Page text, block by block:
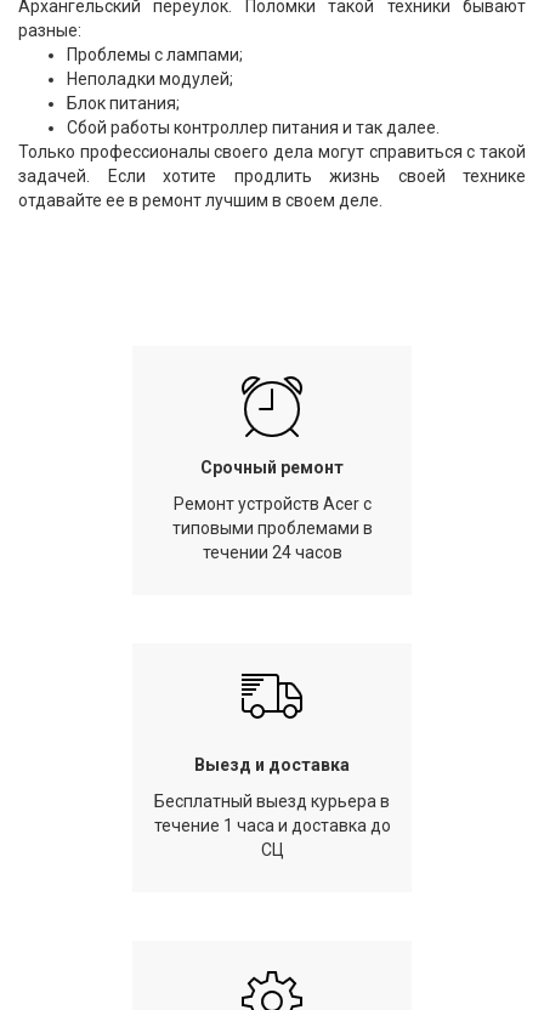
Архангельский переулок. Поломки такой техники бывают
разные:
Проблемы с лампами;
Неполадки модулей;
Блок питания;
Сбой работы контроллер питания и так далее.
Только профессионалы своего дела могут справиться с такой
задачей. Если хотите продлить жизнь своей технике
отдавайте ее в ремонт лучшим в своем деле.
Срочный ремонт
Ремонт устройств Acer с
типовыми проблемами в
течении 24 часов
Выезд и доставка
Бесплатный выезд курьера в
течение 1 часа и доставка до
СЦ